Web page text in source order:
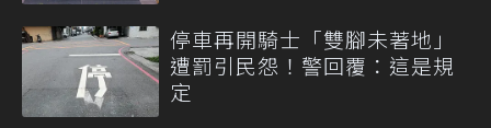
停車再開騎士「雙腳未著地」
遭罰引民怨！警回覆：這是規
定